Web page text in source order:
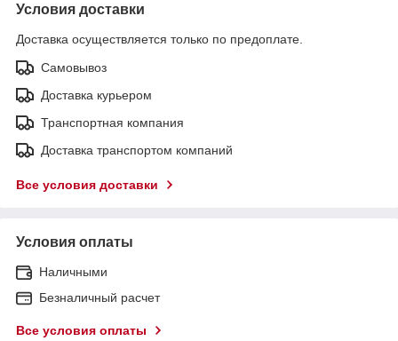
Условия доставки
Доставка осуществляется только по предоплате.
Самовывоз
Доставка курьером
Транспортная компания
Доставка транспортом компаний
Все условия доставки
Условия оплаты
Наличными
Безналичный расчет
Все условия оплаты